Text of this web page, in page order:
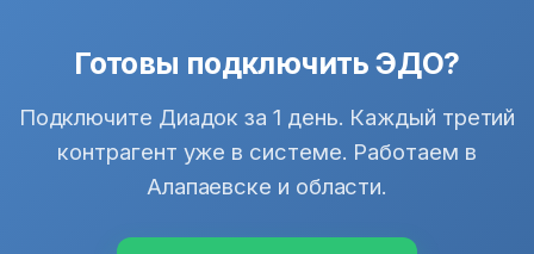
Готовы подключить ЭДО?
Подключите Диадок за 1 день. Каждый третий
контрагент уже в системе. Работаем в
Алапаевске и области.